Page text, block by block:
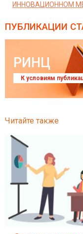
ИННОВАЦИОННОМ
ПУБЛИКАЦИИ
РИНЦ
К условиям
Читайте также